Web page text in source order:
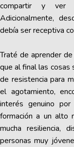
compartir y ver
Adicionalmente,
debía ser receptiva
Traté de aprender
que al final las cosas
de resistencia para
el agotamiento,
interés genuino
formación a un alto
mucha resiliencia,
personas muy